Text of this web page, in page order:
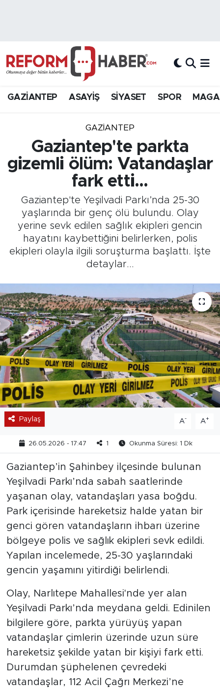
GAZİANTEP ASAYİŞ SİYASET SPOR
GAZIANTEP
Gaziantep'te parkta
gizemli ölüm: Vatandaşlar
fark etti...
Gaziantep'te Yeşilvadi Parkı’nda 25-30
yaşlarında bir genç ölü bulundu. Olay
yerine sevk edilen sağlık ekipleri gencin
hayatını kaybettiğini belirlerken, polis
ekipleri olayla ilgili soruşturma başlattı. İşte
detaylar...
Paylaş A- A+
26.05.2026 - 17:47 1 Okunma Süresi: 1 Dk
Gaziantep’in Şahinbey ilçesinde bulunan
Yeşilvadi Parkı’nda sabah saatlerinde
yaşanan olay, vatandaşları yasa boğdu.
Park içerisinde hareketsiz halde yatan bir
genci gören vatandaşların ihbarı üzerine
bölgeye polis ve sağlık ekipleri sevk edildi.
Yapılan incelemede, 25-30 yaşlarındaki
gencin yaşamını yitirdiği belirlendi.
Olay, Narlıtepe Mahallesi'nde yer alan
Yeşilvadi Parkı’nda meydana geldi. Edinilen
bilgilere göre, parkta yürüyüş yapan
vatandaşlar çimlerin üzerinde uzun süre
hareketsiz şekilde yatan bir kişiyi fark etti.
Durumdan şüphelenen çevredeki
vatandaşlar, 112 Acil Çağrı Merkezi’ne
Hava Durumu
Süper Lig Puan Durumu ve Fikstür
Tüm Manşetler
Son Dakika Haberleri
Haber Arşivi